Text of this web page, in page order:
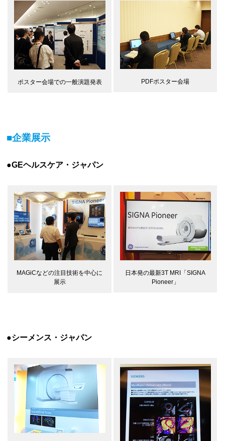
ポスター会場での一般演題発表 PDFポスター会場
■企業展示
●GEヘルスケア・ジャパン
MAGiCなどの注目技術を中心に
展示
日本発の最新3T MRI「SIGNA
Pioneer」
●シーメンス・ジャパン